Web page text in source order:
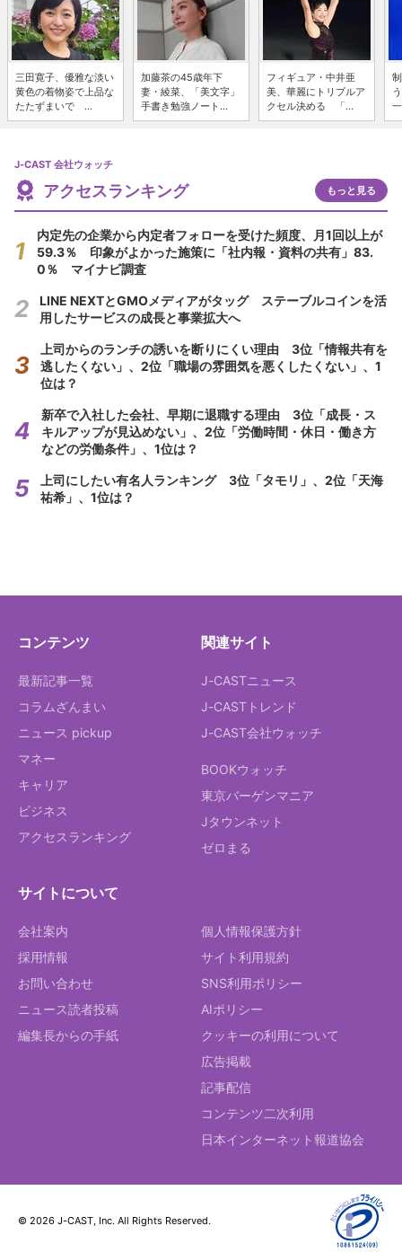
三田寛子、優雅な淡い
黄色の着物姿で上品な
たたずまいで ...
加藤茶の45歳年下
妻・綾菜、「美文字」
手書き勉強ノート...
フィギュア・中井亜
美、華麗にトリプルア
クセル決める 「...
J-CAST 会社ウォッチ
アクセスランキング もっと見る
内定先の企業から内定者フォローを受けた頻度、月1回以上が
59.3％ 印象がよかった施策に「社内報・資料の共有」83.
0％ マイナビ調査
LINE NEXTとGMOメディアがタッグ ステーブルコインを活
用したサービスの成長と事業拡大へ
上司からのランチの誘いを断りにくい理由 3位「情報共有を
逃したくない」、2位「職場の雰囲気を悪くしたくない」、1
位は？
新卒で入社した会社、早期に退職する理由 3位「成長・ス
キルアップが見込めない」、2位「労働時間・休日・働き方
などの労働条件」、1位は？
上司にしたい有名人ランキング 3位「タモリ」、2位「天海
祐希」、1位は？
コンテンツ
最新記事一覧
コラムざんまい
ニュース pickup
マネー
キャリア
ビジネス
アクセスランキング
関連サイト
J-CASTニュース
J-CASTトレンド
J-CAST会社ウォッチ
BOOKウォッチ
東京バーゲンマニア
Jタウンネット
ゼロまる
サイトについて
会社案内
採用情報
お問い合わせ
ニュース読者投稿
編集長からの手紙
個人情報保護方針
サイト利用規約
SNS利用ポリシー
AIポリシー
クッキーの利用について
広告掲載
記事配信
コンテンツ二次利用
日本インターネット報道協会
© 2026 J-CAST, Inc. All Rights Reserved.